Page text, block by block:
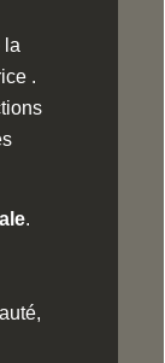
la
.
.